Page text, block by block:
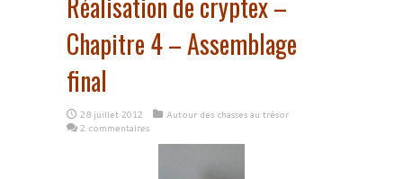
Chapitre 4 – Assemblage
final
28 juillet 2012
Autour des chasses au trésor
2 commentaires